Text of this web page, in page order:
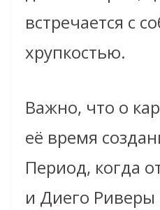
встречается с
хрупкостью.
Важно, что о
её время
Период, когда
и Диего